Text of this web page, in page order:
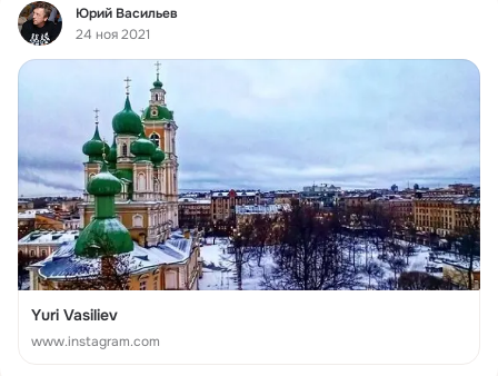
Фид
Юрий Васильев
24 ноя 2021
Yuri Vasiliev
www.instagram.com